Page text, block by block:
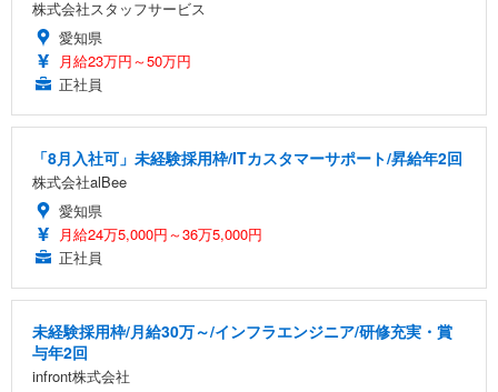
株式会社スタッフサービス
愛知県
月給23万円～50万円
正社員
「8月入社可」未経験採用枠/ITカスタマーサポート/昇給年2回
株式会社alBee
愛知県
月給24万5,000円～36万5,000円
正社員
未経験採用枠/月給30万～/インフラエンジニア/研修充実・賞
与年2回
infront株式会社